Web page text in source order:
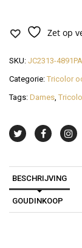
Zet op
SKU: JC2313-4891PA
Categorie: Tricolor
Tags: Dames,
BESCHRIJVING
GOUDINKOOP